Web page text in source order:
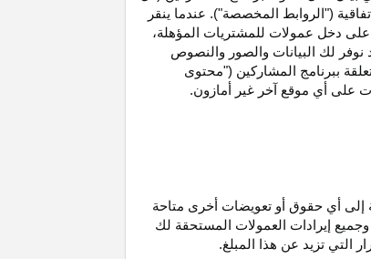
("الروابط المخصصة"). عندما ينقر
دخل عمولات للمشتريات
المؤهلة،
نوفر لك البيانات والصور والنصوص
ببرنامج المشاركين ("محتوى
على أي موقع آخر غير أمازون.
إلى أي حقوق أو تعويضات أخرى متاحة
إيرادات العمولات المستحقة لك
التي تزيد عن هذا المبلغ.